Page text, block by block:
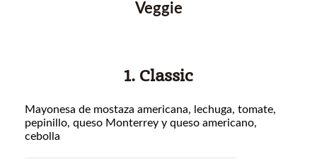
Veggie
1. Classic
Mayonesa de mostaza americana, lechuga, tomate,
pepinillo, queso Monterrey y queso americano,
cebolla